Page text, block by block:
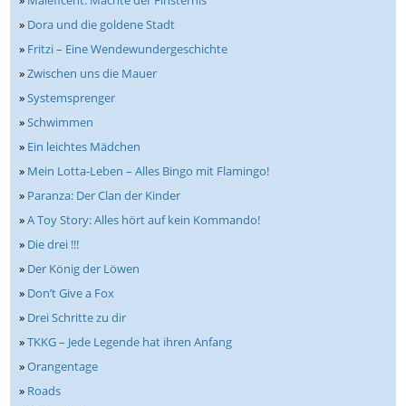
» Dora und die goldene Stadt
» Fritzi – Eine Wendewundergeschichte
»Zwischen uns die Mauer
»Systemsprenger
»Schwimmen
» Ein leichtes Mädchen
» Mein Lotta-Leben – Alles Bingo mit Flamingo!
» Paranza: Der Clan der Kinder
»A Toy Story: Alles hört auf kein Kommando!
» Die drei !!!
» Der König der Löwen
» Don’t Give a Fox
» Drei Schritte zu dir
»TKKG – Jede Legende hat ihren Anfang
»Orangentage
» Roads